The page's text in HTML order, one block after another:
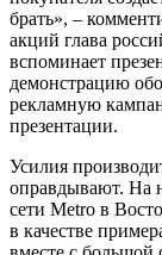
брать», –
акций глава
вспоминает
демонстрацию
рекламную
презентации.
Усилия
оправдывают. На
сети Metro в
в качестве